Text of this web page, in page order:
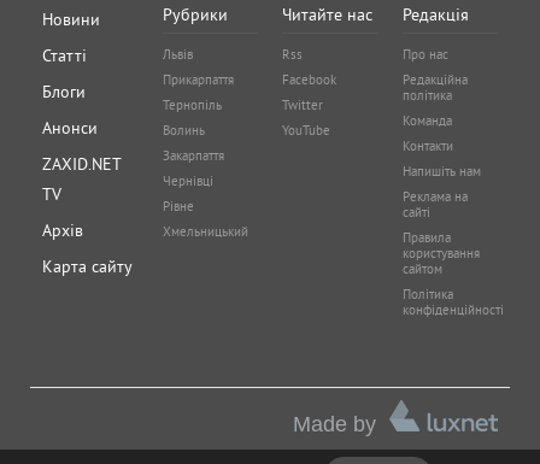
Новини
Статті
Блоги
Анонси
ZAXID.NET
TV
Архів
Карта сайту
Рубрики
Львів
Прикарпаття
Тернопіль
Волинь
Закарпаття
Чернівці
Рівне
Хмельницький
Читайте нас
Rss
Facebook
Twitter
YouTube
Редакція
Про нас
Редакційна
політика
Команда
Контакти
Напишіть нам
Реклама на
сайті
Правила
користування
сайтом
Політика
конфіденційності
Made by